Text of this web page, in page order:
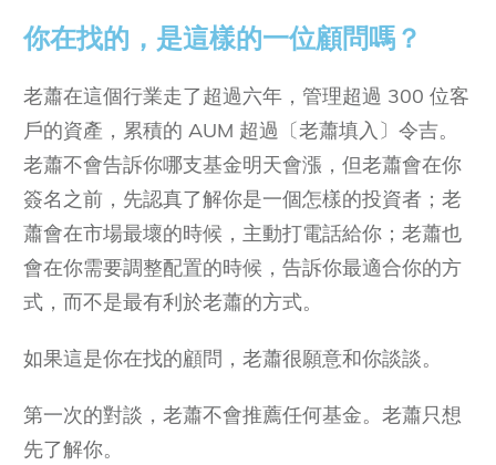
你在找的，是這樣的一位顧問嗎？
老蕭在這個行業走了超過六年，管理超過 300 位客
戶的資產，累積的 AUM 超過〔老蕭填入〕令吉。
老蕭不會告訴你哪支基金明天會漲，但老蕭會在你
簽名之前，先認真了解你是一個怎樣的投資者；老
蕭會在市場最壞的時候，主動打電話給你；老蕭也
會在你需要調整配置的時候，告訴你最適合你的方
式，而不是最有利於老蕭的方式。
如果這是你在找的顧問，老蕭很願意和你談談。
第一次的對談，老蕭不會推薦任何基金。老蕭只想
先了解你。